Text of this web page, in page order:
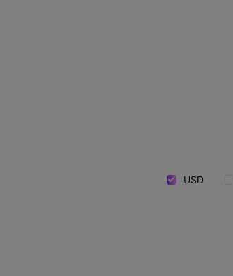
USD